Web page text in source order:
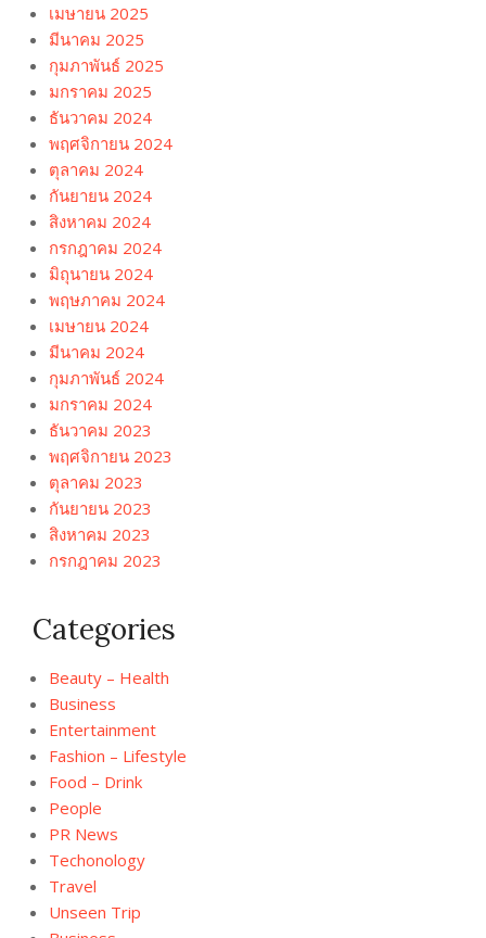
เมษายน 2025
มีนาคม 2025
กุมภาพันธ์ 2025
มกราคม 2025
ธันวาคม 2024
พฤศจิกายน 2024
ตุลาคม 2024
กันยายน 2024
สิงหาคม 2024
กรกฎาคม 2024
มิถุนายน 2024
พฤษภาคม 2024
เมษายน 2024
มีนาคม 2024
กุมภาพันธ์ 2024
มกราคม 2024
ธันวาคม 2023
พฤศจิกายน 2023
ตุลาคม 2023
กันยายน 2023
สิงหาคม 2023
กรกฎาคม 2023
Categories
Beauty – Health
Business
Entertainment
Fashion – Lifestyle
Food – Drink
People
PR News
Techonology
Travel
Unseen Trip